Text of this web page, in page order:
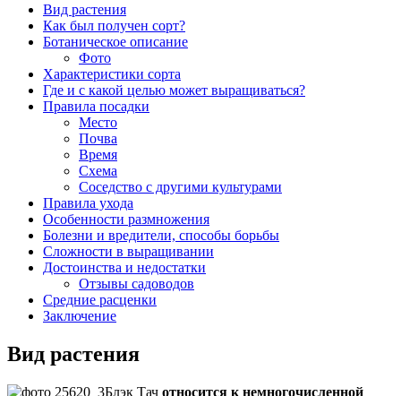
Вид растения
Как был получен сорт?
Ботаническое описание
Фото
Характеристики сорта
Где и с какой целью может выращиваться?
Правила посадки
Место
Почва
Время
Схема
Соседство с другими культурами
Правила ухода
Особенности размножения
Болезни и вредители, способы борьбы
Сложности в выращивании
Достоинства и недостатки
Отзывы садоводов
Средние расценки
Заключение
Вид растения
Блэк Тач относится к немногочисленной